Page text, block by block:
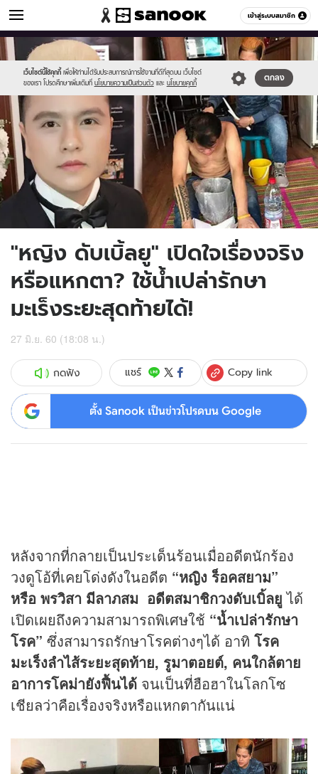
เข้าสู่ระบบสมาชิก
ดูดวง หมวดอื่นๆ
เว็บไซต์นี้ใช้คุกกี้ เพื่อให้ท่านได้รับประสบการณ์การใช้งานที่ดีที่สุดบน เว็บไซต์
ของเรา โปรดศึกษาเพิ่มเติมที่ นโยบายความเป็นส่วนตัว และ นโยบายคุกกี้
ตกลง
Sanook
//s.isanook.com/sr/0/images/logo-
new-
sanook.png
600
60
//s.isanook.com/ho/0/ud/23/119541/yh.jpg
"หญิง ดับเบิ้ลยู" เปิดใจเรื่องจริง
หรือแหกตา? ใช้น้ำเปล่ารักษา
มะเร็งระยะสุดท้ายได้!
27 มิ.ย. 60 (18:08 น.)
กดฟัง แชร์ Copy link
ตั้ง Sanook เป็นข่าวโปรดบน Google
หลังจากที่กลายเป็นประเด็นร้อนเมื่ออดีตนักร้อง
วงดูโอ้ที่เคยโด่งดังในอดีต “หญิง ร็อคสยาม”
หรือ พรวิสา มีลาภสม อดีตสมาชิกวงดับเบิ้ลยูได้
เปิดเผยถึงความสามารถพิเศษใช้ “น้ำเปล่ารักษา
โรค” ซึ่งสามารถรักษาโรคต่างๆได้ อาทิ โรค
มะเร็งลำไส้ระยะสุดท้าย, รูมาตอยต์, คนใกล้ตาย
อาการโคม่ายังฟื้นได้ จนเป็นที่ฮือฮาในโลกโซ
เชียลว่าคือเรื่องจริงหรือแหกตากันแน่